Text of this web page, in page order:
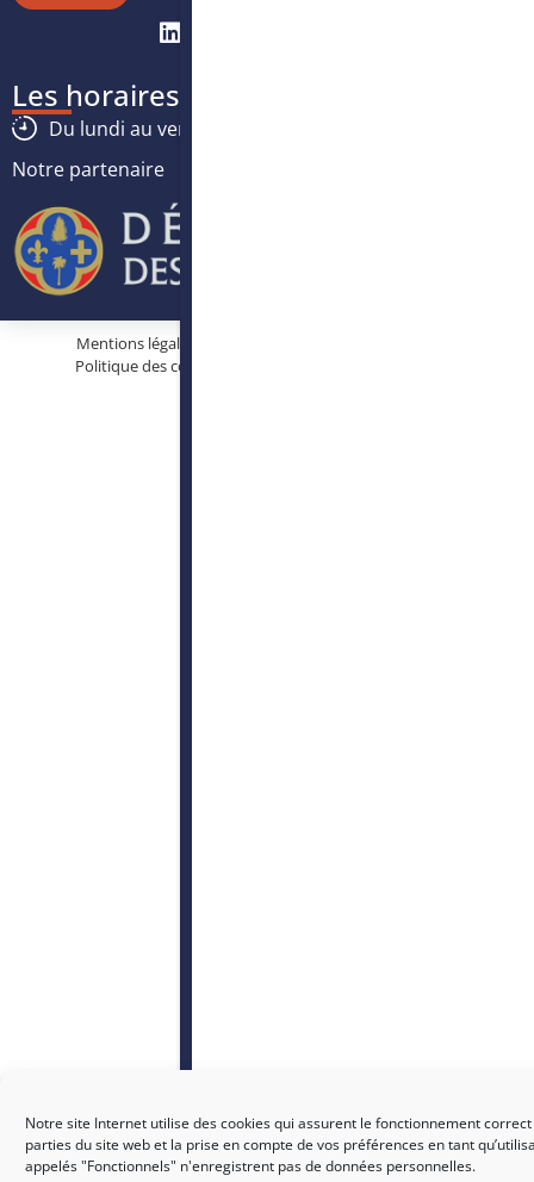
Notre site Internet utilise des cookies qui assurent le fonctionnement
parties du site web et la prise en compte de vos préférences en tant
appelés "Fonctionnels" n'enregistrent pas de données personnelles.
Les horaires
Du lundi au vendredi :
Notre partenaire
Mentions légales
Politique des cookies